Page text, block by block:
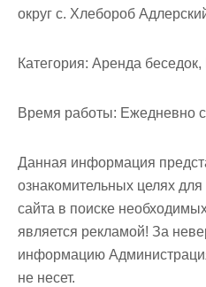
округ с. Хлебороб
Категория: Аренда
Время работы: Ежедневно
Данная информация
ознакомительных целях
сайта в поиске
является рекламой! За
информацию
не несет.